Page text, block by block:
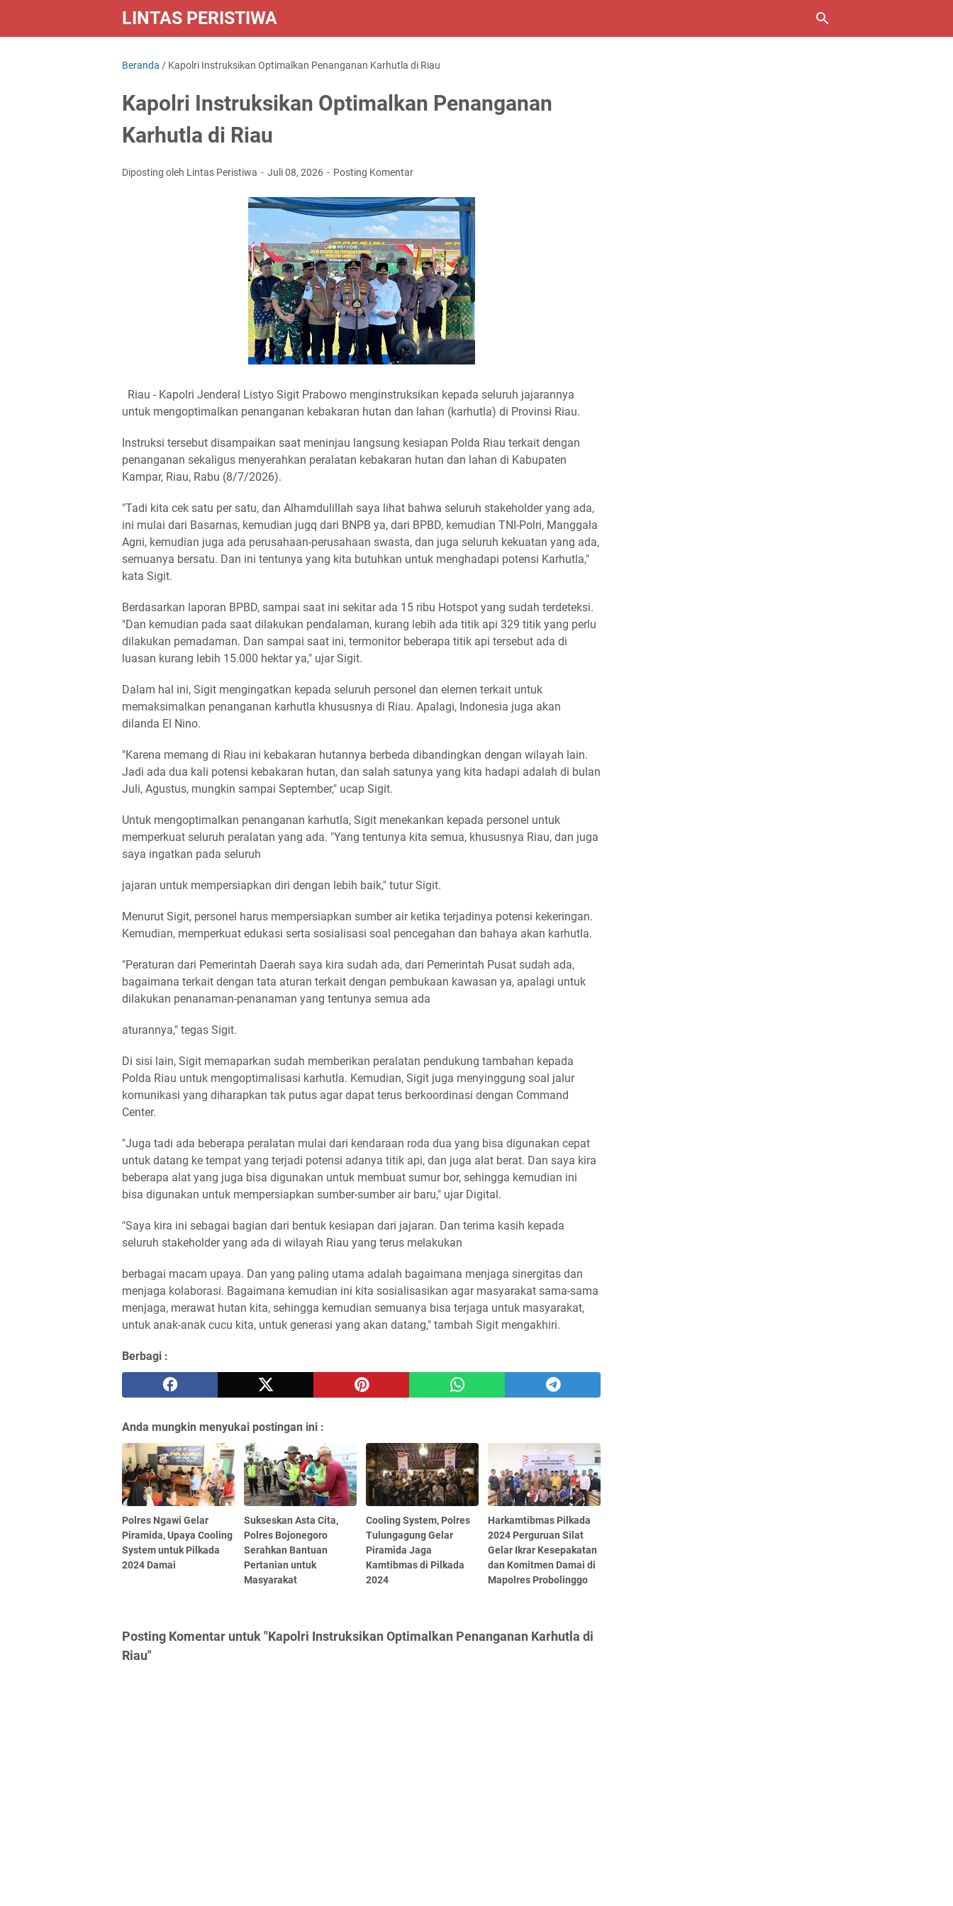
LINTAS PERISTIWA
Beranda / Kapolri Instruksikan Optimalkan Penanganan Karhutla di Riau
Kapolri Instruksikan Optimalkan Penanganan
Karhutla di Riau
Diposting oleh Lintas Peristiwa Juli 08, 2026 Posting Komentar
Riau - Kapolri Jenderal Listyo Sigit Prabowo menginstruksikan kepada seluruh jajarannya
untuk mengoptimalkan penanganan kebakaran hutan dan lahan (karhutla) di Provinsi Riau.
Instruksi tersebut disampaikan saat meninjau langsung kesiapan Polda Riau terkait dengan
penanganan sekaligus menyerahkan peralatan kebakaran hutan dan lahan di Kabupaten
Kampar, Riau, Rabu (8/7/2026).
"Tadi kita cek satu per satu, dan Alhamdulillah saya lihat bahwa seluruh stakeholder yang ada,
ini mulai dari Basarnas, kemudian jugq dari BNPB ya, dari BPBD, kemudian TNI-Polri, Manggala
Agni, kemudian juga ada perusahaan-perusahaan swasta, dan juga seluruh kekuatan yang ada,
semuanya bersatu. Dan ini tentunya yang kita butuhkan untuk menghadapi potensi Karhutla,"
kata Sigit.
Berdasarkan laporan BPBD, sampai saat ini sekitar ada 15 ribu Hotspot yang sudah terdeteksi.
"Dan kemudian pada saat dilakukan pendalaman, kurang lebih ada titik api 329 titik yang perlu
dilakukan pemadaman. Dan sampai saat ini, termonitor beberapa titik api tersebut ada di
luasan kurang lebih 15.000 hektar ya," ujar Sigit.
Dalam hal ini, Sigit mengingatkan kepada seluruh personel dan elemen terkait untuk
memaksimalkan penanganan karhutla khususnya di Riau. Apalagi, Indonesia juga akan
dilanda El Nino.
"Karena memang di Riau ini kebakaran hutannya berbeda dibandingkan dengan wilayah lain.
Jadi ada dua kali potensi kebakaran hutan, dan salah satunya yang kita hadapi adalah di bulan
Juli, Agustus, mungkin sampai September," ucap Sigit.
Untuk mengoptimalkan penanganan karhutla, Sigit menekankan kepada personel untuk
memperkuat seluruh peralatan yang ada. "Yang tentunya kita semua, khususnya Riau, dan juga
saya ingatkan pada seluruh
jajaran untuk mempersiapkan diri dengan lebih baik," tutur Sigit.
Menurut Sigit, personel harus mempersiapkan sumber air ketika terjadinya potensi kekeringan.
Kemudian, memperkuat edukasi serta sosialisasi soal pencegahan dan bahaya akan karhutla.
"Peraturan dari Pemerintah Daerah saya kira sudah ada, dari Pemerintah Pusat sudah ada,
bagaimana terkait dengan tata aturan terkait dengan pembukaan kawasan ya, apalagi untuk
dilakukan penanaman-penanaman yang tentunya semua ada
aturannya," tegas Sigit.
Di sisi lain, Sigit memaparkan sudah memberikan peralatan pendukung tambahan kepada
Polda Riau untuk mengoptimalisasi karhutla. Kemudian, Sigit juga menyinggung soal jalur
komunikasi yang diharapkan tak putus agar dapat terus berkoordinasi dengan Command
Center.
"Juga tadi ada beberapa peralatan mulai dari kendaraan roda dua yang bisa digunakan cepat
untuk datang ke tempat yang terjadi potensi adanya titik api, dan juga alat berat. Dan saya kira
beberapa alat yang juga bisa digunakan untuk membuat sumur bor, sehingga kemudian ini
bisa digunakan untuk mempersiapkan sumber-sumber air baru," ujar Digital.
"Saya kira ini sebagai bagian dari bentuk kesiapan dari jajaran. Dan terima kasih kepada
seluruh stakeholder yang ada di wilayah Riau yang terus melakukan
berbagai macam upaya. Dan yang paling utama adalah bagaimana menjaga sinergitas dan
menjaga kolaborasi. Bagaimana kemudian ini kita sosialisasikan agar masyarakat sama-sama
menjaga, merawat hutan kita, sehingga kemudian semuanya bisa terjaga untuk masyarakat,
untuk anak-anak cucu kita, untuk generasi yang akan datang," tambah Sigit mengakhiri.
Berbagi :
Anda mungkin menyukai postingan ini :
Polres Ngawi Gelar
Piramida, Upaya Cooling
System untuk Pilkada
2024 Damai
Sukseskan Asta Cita,
Polres Bojonegoro
Serahkan Bantuan
Pertanian untuk
Masyarakat
Cooling System, Polres
Tulungagung Gelar
Piramida Jaga
Kamtibmas di Pilkada
2024
Harkamtibmas Pilkada
2024 Perguruan Silat
Gelar Ikrar Kesepakatan
dan Komitmen Damai di
Mapolres Probolinggo
Posting Komentar untuk "Kapolri Instruksikan Optimalkan Penanganan Karhutla di
Riau"